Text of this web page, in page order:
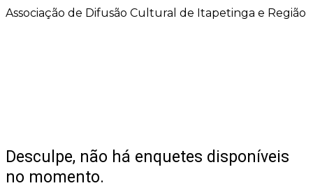
Associação de Difusão Cultural de Itapetinga e Região
Desculpe, não há enquetes disponíveis
no momento.